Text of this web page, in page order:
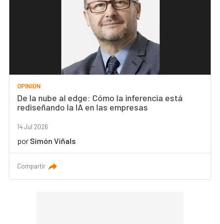
OPINIÓN
De la nube al edge: Cómo la inferencia está
rediseñando la IA en las empresas
14 Jul 2026
por Simón Viñals
Compartir